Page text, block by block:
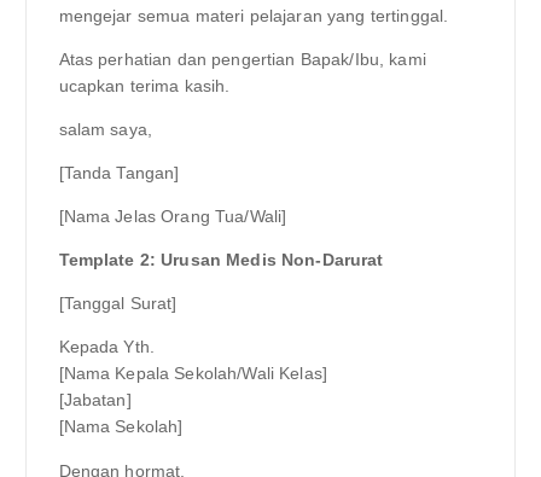
mengejar semua materi pelajaran yang tertinggal.
Atas perhatian dan pengertian Bapak/Ibu, kami
ucapkan terima kasih.
salam saya,
[Tanda Tangan]
[Nama Jelas Orang Tua/Wali]
Template 2: Urusan Medis Non-Darurat
[Tanggal Surat]
Kepada Yth.
[Nama Kepala Sekolah/Wali Kelas]
[Jabatan]
[Nama Sekolah]
Dengan hormat,